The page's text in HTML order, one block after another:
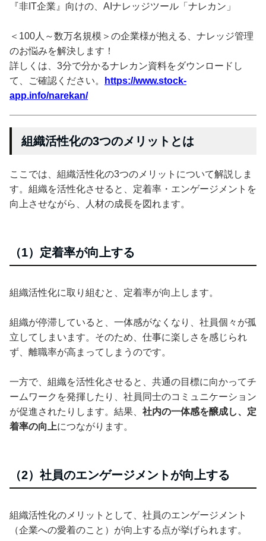
『非IT企業』向けの、AIナレッジツール「ナレカン」
＜100人～数万名規模＞の企業様が抱える、ナレッジ管理
のお悩みを解決します！
詳しくは、3分で分かるナレカン資料をダウンロードし
て、ご確認ください。
https://www.stock-
app.info/narekan/
組織活性化の3つのメリットとは
ここでは、組織活性化の3つのメリットについて解説しま
す。組織を活性化させると、定着率・エンゲージメントを
向上させながら、人材の成長を図れます。
（1）定着率が向上する
組織活性化に取り組むと、定着率が向上します。
組織が停滞していると、一体感がなくなり、社員個々が孤
立してしまいます。そのため、仕事に楽しさを感じられ
ず、離職率が高まってしまうのです。
一方で、組織を活性化させると、共通の目標に向かってチ
ームワークを発揮したり、社員同士のコミュニケーション
が促進されたりします。結果、 社内の一体感を醸成し、定
着率の向上につながります。
（2）社員のエンゲージメントが向上する
組織活性化のメリットとして、社員のエンゲージメント
（企業への愛着のこと）が向上する点が挙げられます。